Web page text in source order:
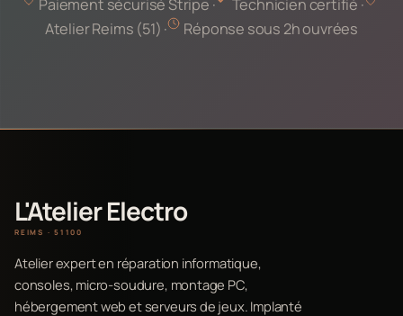
Paiement sécurisé Stripe ·
Technicien certifié ·
Atelier Reims (51) ·
Réponse sous 2h ouvrées
L'Atelier Electro
REIMS · 51100
Atelier expert en réparation informatique,
consoles, micro-soudure, montage PC,
hébergement web et serveurs de jeux. Implanté